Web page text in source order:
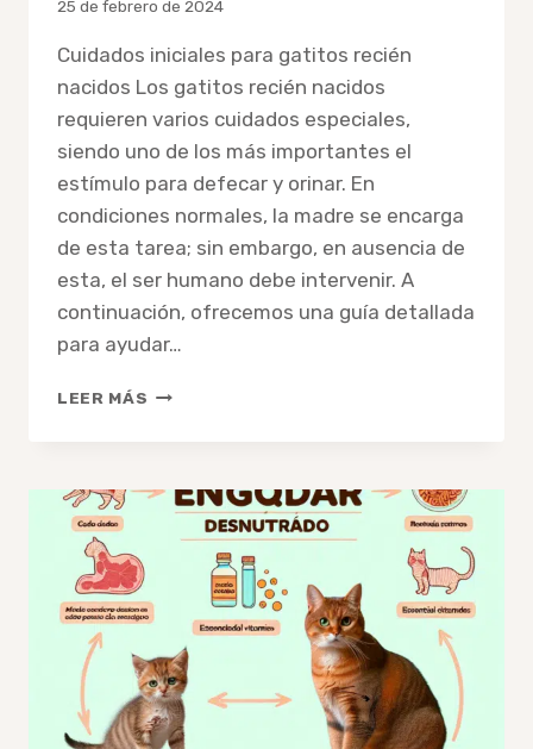
Por
25 de febrero de 2024
Cuidados iniciales para gatitos recién
nacidos Los gatitos recién nacidos
requieren varios cuidados especiales,
siendo uno de los más importantes el
estímulo para defecar y orinar. En
condiciones normales, la madre se encarga
de esta tarea; sin embargo, en ausencia de
esta, el ser humano debe intervenir. A
continuación, ofrecemos una guía detallada
para ayudar…
LEER MÁS GUÍA
SOBRE
CÓMO
AYUDAR
GATITO
DEFECAR:
CONSEJOS
VETERINARIOS